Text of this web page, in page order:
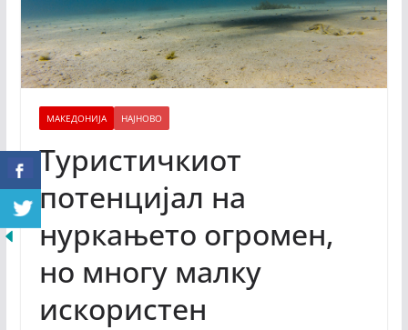
МАКЕДОНИЈА НАЈНОВО
Туристичкиот
потенцијал на
нуркањето огромен,
но многу малку
искористен